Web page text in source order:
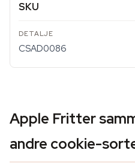
SKU
CSAD0086
Apple Fritter
andre cookie-